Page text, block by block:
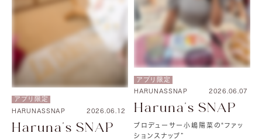
アプリ限定
HARUNASSNAP 2026.06.12
Haruna's SNAP
アプリ限定
HARUNASSNAP 2026.06.07
Haruna's SNAP
プロデューサー小嶋陽菜の“ファッ
ションスナップ”